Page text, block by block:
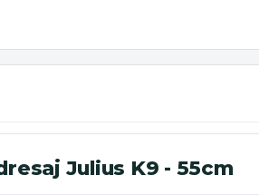
Julius K9 - 55cm